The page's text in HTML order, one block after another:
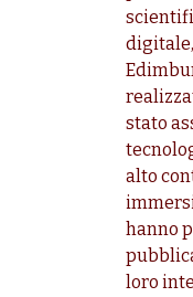
stato
alto
hanno
loro